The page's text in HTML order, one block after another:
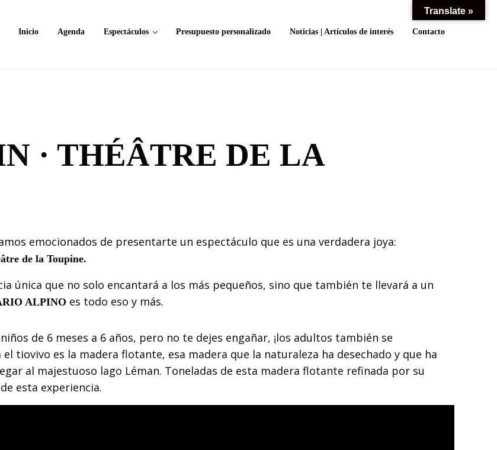
Inicio Agenda Espectáculos Presupuesto personalizado Noticias | Artículos de interés Contacto
· THÉÂTRE DE LA
emocionados de presentarte un espectáculo que es una verdadera joya:
de la Toupine.
única que no solo encantará a los más pequeños, sino que también te llevará a un
ALPINO es todo eso y más.
de 6 meses a 6 años, pero no te dejes engañar, ¡los adultos también se
tiovivo es la madera flotante, esa madera que la naturaleza ha desechado y que ha
al majestuoso lago Léman. Toneladas de esta madera flotante refinada por su
esta experiencia.
Translate »